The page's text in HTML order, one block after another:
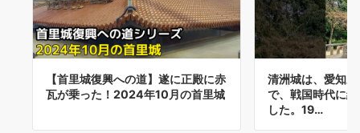
【首里城復興への道】遂に正殿に赤
瓦が乗った！2024年10月の首里城
清洲城は、愛知
で、戦国時代に
した。19…